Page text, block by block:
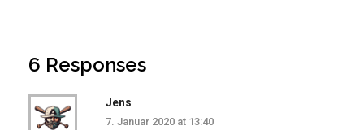
6 Responses
Jens
7. Januar 2020 at 13:40